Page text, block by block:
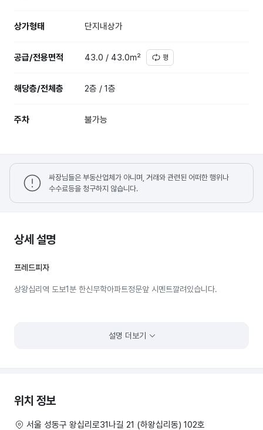
상가형태 단지내상가
공급/전용면적 43.0 / 43.0㎡ 평
해당층/전체층 2층 / 1층
주차 불가능
싸장님들은 부동산업체가 아니며, 거래와 관련된 어떠한 행위나
수수료등을 청구하지 않습니다.
상세 설명
프레드피자
상왕십리역 도보1분 한신무학아파트정문앞 시멘트깔려있습니다.
설명 더보기
위치 정보
서울 성동구 왕십리로31나길 21 (하왕십리동) 102호